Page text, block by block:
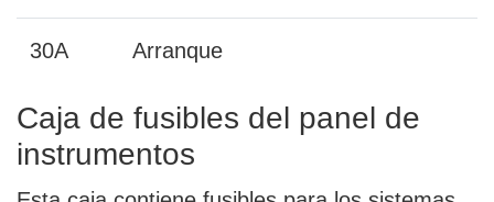
30A Arranque
Caja de fusibles del panel de
instrumentos